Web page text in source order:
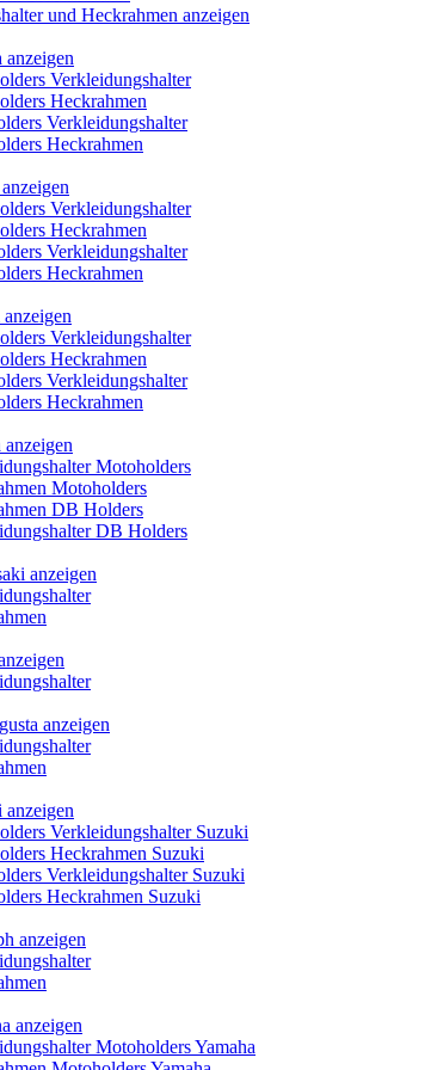
und Heckrahmen anzeigen
Verkleidungshalter
Heckrahmen
Verkleidungshalter
Heckrahmen
Verkleidungshalter
Heckrahmen
Verkleidungshalter
Heckrahmen
Verkleidungshalter
Heckrahmen
Verkleidungshalter
Heckrahmen
Motoholders
Motoholders
DB Holders
DB Holders
anzeigen
anzeigen
anzeigen
Verkleidungshalter Suzuki
Heckrahmen Suzuki
Verkleidungshalter Suzuki
Heckrahmen Suzuki
anzeigen
anzeigen
Motoholders Yamaha